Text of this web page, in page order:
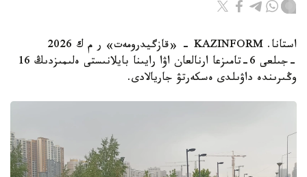
استانا. KAZINFORM - «قازگيدرومەت» ر م ك 2026
-جىلعى 6-تامىزعا ارنالعان اۋا رايىنا بايلانىستى ەلىمىزدىڭ 16
وڭىرىندە داۋىلدى ەسكەرتۋ جاريالادى.